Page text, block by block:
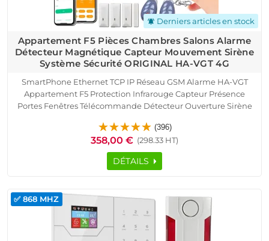
notifications_active Derniers articles en stock
Appartement F5 Pièces Chambres Salons Alarme
Détecteur Magnétique Capteur Mouvement Sirène
Système Sécurité ORIGINAL HA-VGT 4G
SmartPhone Ethernet TCP IP Réseau GSM Alarme HA-VGT
Appartement F5 Protection Infrarouge Capteur Présence
Portes Fenêtres Télécommande Détecteur Ouverture Sirène
Logement Connecté Cave Garage Sous-Sol
(396)
358,00 € (298.33 HT)
DÉTAILS
✅ 868 MHZ